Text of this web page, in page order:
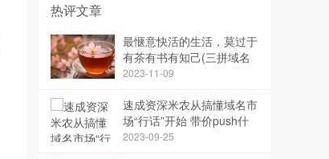
热评文章
最惬意快活的生活，莫过于
有茶有书有知己(三拼域名
茶知已)
2023-11-09
速成资深米农从搞懂域名市
场“行话”开始 带价push什
么意思？
2023-09-25